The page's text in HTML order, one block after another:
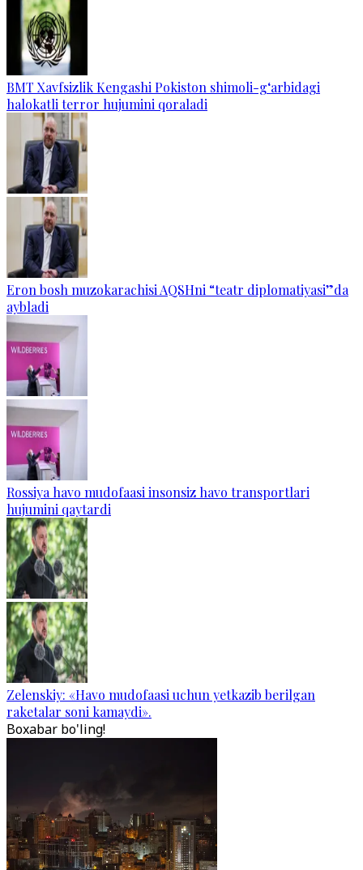
BMT Xavfsizlik Kengashi Pokiston shimoli-g‘arbidagi
halokatli terror hujumini qoraladi
Eron bosh muzokarachisi AQSHni “teatr diplomatiyasi”da
aybladi
Rossiya havo mudofaasi insonsiz havo transportlari
hujumini qaytardi
Zelenskiy: «Havo mudofaasi uchun yetkazib berilgan
raketalar soni kamaydi».
Boxabar bo'ling!